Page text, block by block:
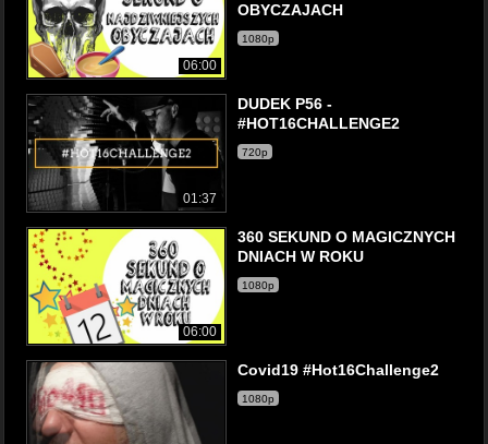
06:00
OBYCZAJACH
1080p
01:37
DUDEK P56 -
#HOT16CHALLENGE2
720p
06:00
360 SEKUND O MAGICZNYCH
DNIACH W ROKU
1080p
Covid19 #Hot16Challenge2
1080p